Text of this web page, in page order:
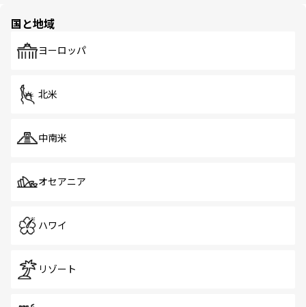
で、ホーカーズは地元の風情を楽しめる外せないスポット
国と地域
ヨーロッパ
北米
中南米
オセアニア
ハワイ
リゾート